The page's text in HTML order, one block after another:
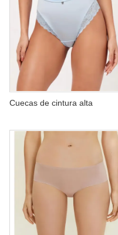
Cuecas de cintura alta